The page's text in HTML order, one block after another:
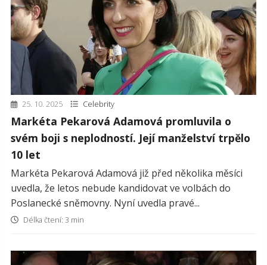
25. 10. 2025 Celebrity
Markéta Pekarová Adamová promluvila o
svém boji s neplodností. Její manželství trpělo
10 let
Markéta Pekarová Adamová již před několika měsíci
uvedla, že letos nebude kandidovat ve volbách do
Poslanecké sněmovny. Nyní uvedla pravé...
Délka čtení: 3 min